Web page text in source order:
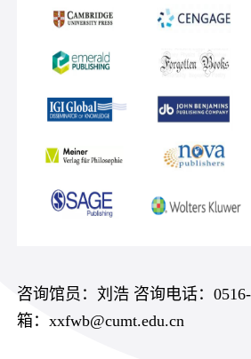
咨询馆员：刘浩 咨询电话：
箱：xxfwb@cumt.edu.cn